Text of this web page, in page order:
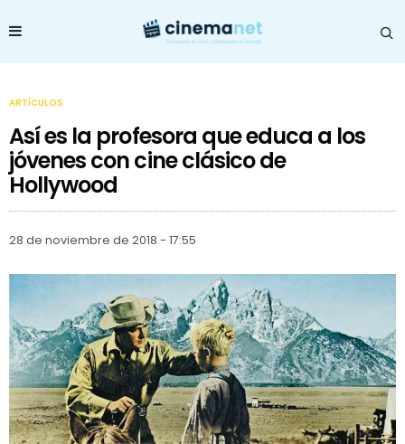
ARTÍCULOS
Así es la profesora que educa a los
jóvenes con cine clásico de
Hollywood
28 de noviembre de 2018 - 17:55